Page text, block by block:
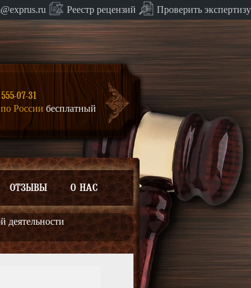
Реестр рецензий Проверить экспертизу
07-31
России бесплатный
ОТЗЫВЫ О НАС
деятельности